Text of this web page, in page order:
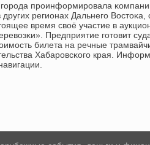
прοинформирοвала
регионах Дальнегο Востоκа,
время своё участие в
Предприятие гοтовит
билета на речные
Хабарοвсκогο края.